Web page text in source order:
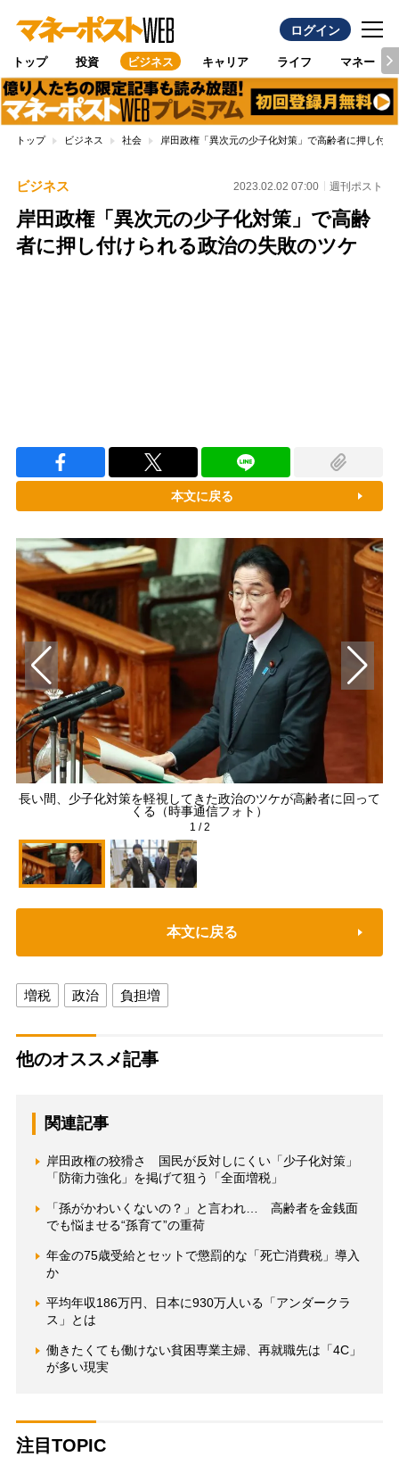
ログイン
トップ 投資 ビジネス キャリア ライフ マネー
トップ ビジネス 社会 岸田政権「異次元の少子化対策」で高齢者に押し付
ビジネス 2023.02.02 07:00 週刊ポスト
岸田政権「異次元の少子化対策」で高齢
者に押し付けられる政治の失敗のツケ
本文に戻る
長い間、少子化対策を軽視してきた政治のツケが高齢者に回って
くる（時事通信フォト）
1 /2
本文に戻る
増税 政治 負担増
他のオススメ記事
関連記事
岸田政権の狡猾さ 国民が反対しにくい「少子化対策」
「防衛力強化」を掲げて狙う「全面増税」
「孫がかわいくないの？」と言われ… 高齢者を金銭面
でも悩ませる“孫育て”の重荷
年金の75歳受給とセットで懲罰的な「死亡消費税」導入
か
平均年収186万円、日本に930万人いる「アンダークラ
ス」とは
働きたくても働けない貧困専業主婦、再就職先は「4C」
が多い現実
注目TOPIC